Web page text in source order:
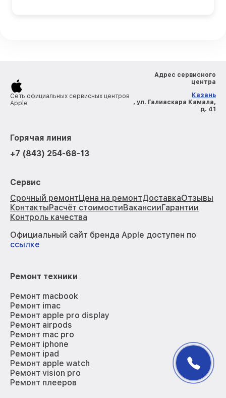
Сеть официальных сервисных центров
Apple
Адрес сервисного
центра
Казань
, ул. Галиаскара Камала,
д. 41
Горячая линия
+7 (843) 254-68-13
Сервис
Срочный ремонтЦена на ремонтДоставкаОтзывы
КонтактыРасчёт стоимостиВакансииГарантии
Контроль качества
Официальный сайт бренда Apple доступен по
ссылке
Ремонт техники
Ремонт macbook
Ремонт imac
Ремонт apple pro display
Ремонт airpods
Ремонт mac pro
Ремонт iphone
Ремонт ipad
Ремонт apple watch
Ремонт vision pro
Ремонт плееров